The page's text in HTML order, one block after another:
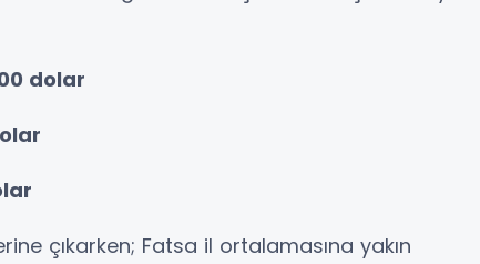
dolar
çıkarken; Fatsa il ortalamasına yakın